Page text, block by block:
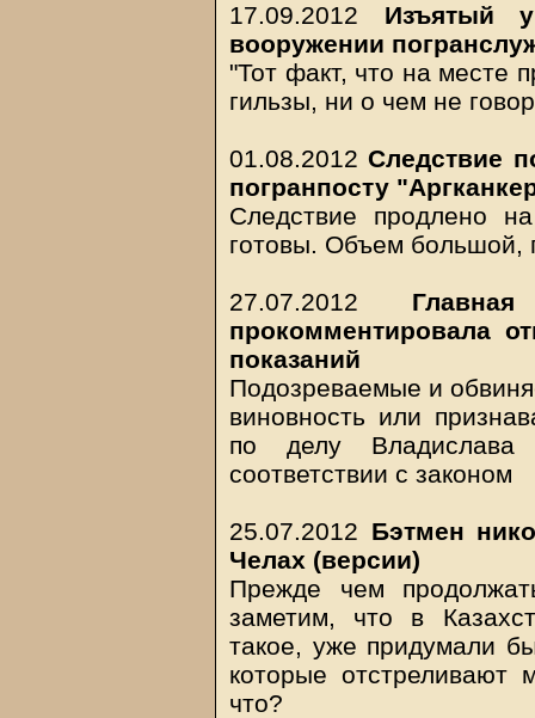
17.09.2012 Изъятый
вооружении
"Тот факт, что на месте
гильзы, ни о чем не
01.08.2012Следствие
погранпосту
Следствие продлено
готовы. Объем большой,
27.07.2012
прокомментировала
показаний
Подозреваемые и
виновность или
по делу Владислава
соответствии с законом
25.07.2012 Бэтмен
Челах (версии)
Прежде чем
заметим, что в
такое, уже придумали
которые отстреливают
что?